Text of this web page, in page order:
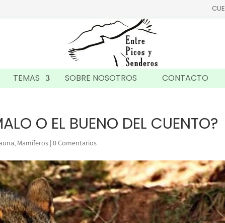
TEMAS SOBRE NOSOTROS CONTACTO
O EL BUENO DEL CUENTO?
, Mamíferos |0 Comentarios